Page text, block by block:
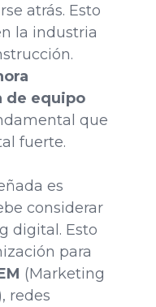
atrás. Esto
la industria
de equipo
que
fuerte.
es
considerar
digital. Esto
para
(Marketing
redes